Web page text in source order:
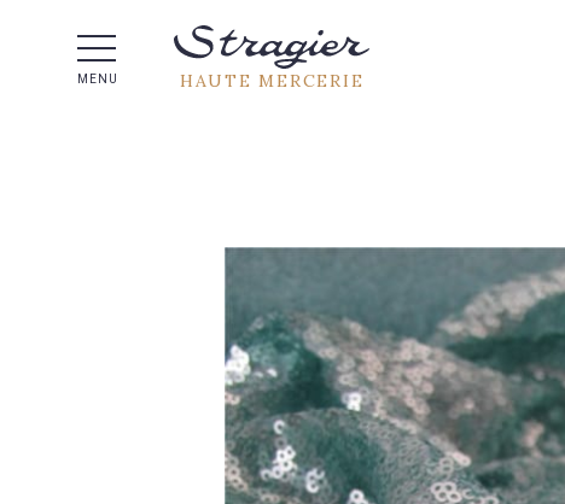
MENU HAUTE MERCERIE